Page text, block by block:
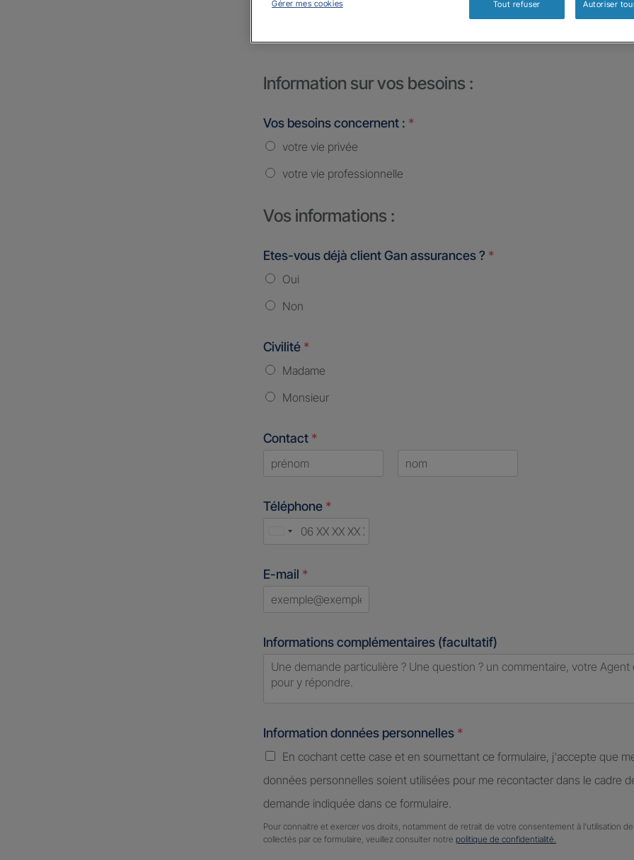
Information sur vos besoins :
Vos besoins concernent : *
votre vie privée
votre vie professionnelle
Vos informations :
Etes-vous déjà client Gan assurances ? *
Oui
Non
Civilité *
Madame
Monsieur
Contact *
Téléphone *
United
+1
E-mail *
Informations complémentaires (facultatif)
Information données personnelles *
En cochant cette case et en soumettant ce formulaire, j'accepte que
données personnelles soient utilisées pour me recontacter dans le cadre
demande indiquée dans ce formulaire.
Pour connaitre et exercer vos droits, notamment de retrait de votre consentement à l'utilisation
collectés par ce formulaire, veuillez consulter notre politique de confidentialité.
Gérer mes cookies Tout refuser Autoriser